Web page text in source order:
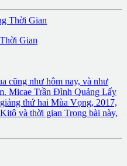
Gian
cũng như hôm nay, và như
Micae Trần Đình Quảng Lấy
thứ hai Mùa Vọng, 2017,
và thời gian Trong bài này,